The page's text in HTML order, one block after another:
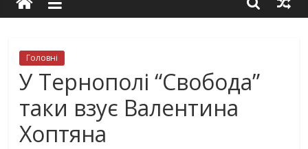
Головні
У Тернополі “Свобода”
таки взує Валентина
Хоптяна